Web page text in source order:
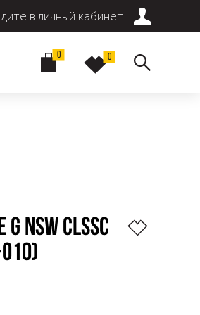
в личный кабинет
0 0
NSW CLSSC
010)